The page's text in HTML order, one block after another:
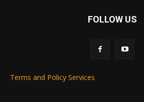
FOLLOW US
Terms and Policy Services